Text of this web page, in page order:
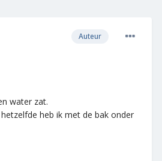
Auteur
water zat.
heb ik met de bak onder